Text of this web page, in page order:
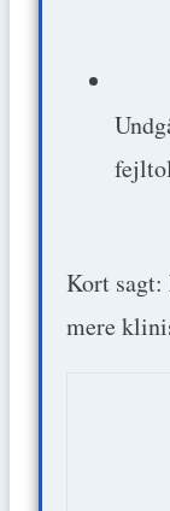
Kort
mere